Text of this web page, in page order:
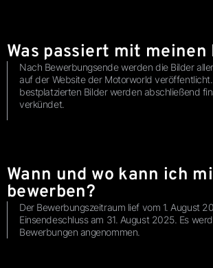
Was passiert mit meinen
Nach Bewerbungsende werden die Bilder
auf der Website der Motorworld
bestplatzierten Bilder werden abschließend
verkündet.
Wann und wo kann ich
bewerben?
Der Bewerbungszeitraum lief vom 1. August
Einsendeschluss am 31. August 2025. Es
Bewerbungen angenommen.